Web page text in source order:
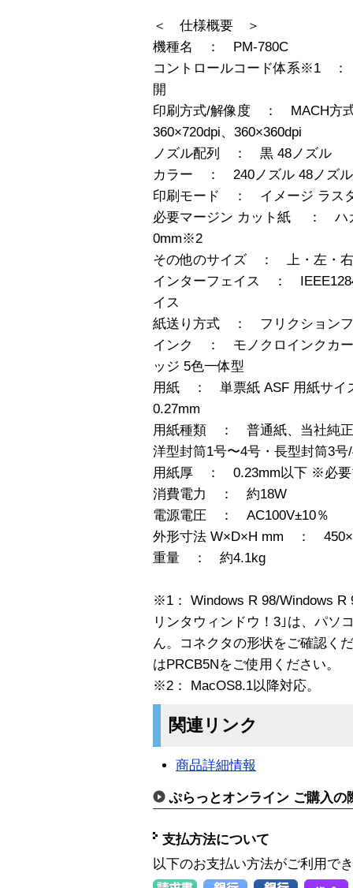
＜ 仕様概要 ＞
機種名 ： PM-780C
コントロールコード体系※1
開
印刷方式/解像度 ： MACH方式
360×720dpi、360×360dpi
ノズル配列 ： 黒 48ノズル
カラー ： 240ノズル 48ノズ
印刷モード ： イメージ ラス
必要マージン カット紙 ： ハ
0mm※2
その他のサイズ ： 上・左・右
インターフェイス ：
イス
紙送り方式 ： フリクションフ
インク ： モノクロインクカー
ッジ 5色一体型
用紙 ： 単票紙 ASF 用紙サイ
0.27mm
用紙種類 ： 普通紙、当社純正
洋型封筒1号〜4号・長型封筒3号
用紙厚 ： 0.23mm以下 ※必要
消費電力 ： 約18W
電源電圧 ： AC100V±10％
外形寸法 W×D×H mm ：
重量 ： 約4.1kg
※1： Windows R 98/Windows R
リンタウィンドウ！3｣は、パソ
ん。コネクタの形状をご確認く
はPRCB5Nをご使用ください。
※2： MacOS8.1以降対応。
関連リンク
商品詳細情報
ぷらっとオンライン ご購入の
支払方法について
以下のお支払い方法がご利用で